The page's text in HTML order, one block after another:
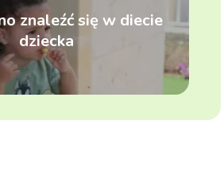
znaleźć się w diecie
dziecka